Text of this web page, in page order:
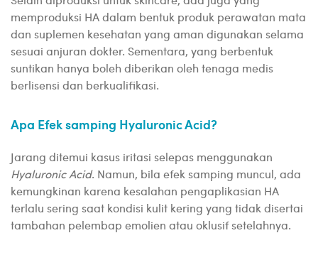
memproduksi HA dalam bentuk produk perawatan mata
dan suplemen kesehatan yang aman digunakan selama
sesuai anjuran dokter. Sementara, yang berbentuk
suntikan hanya boleh diberikan oleh tenaga medis
berlisensi dan berkualifikasi.
Apa Efek samping Hyaluronic Acid?
Jarang ditemui kasus iritasi selepas menggunakan
Hyaluronic Acid. Namun, bila efek samping muncul, ada
kemungkinan karena kesalahan pengaplikasian HA
terlalu sering saat kondisi kulit kering yang tidak disertai
tambahan pelembap emolien atau oklusif setelahnya.